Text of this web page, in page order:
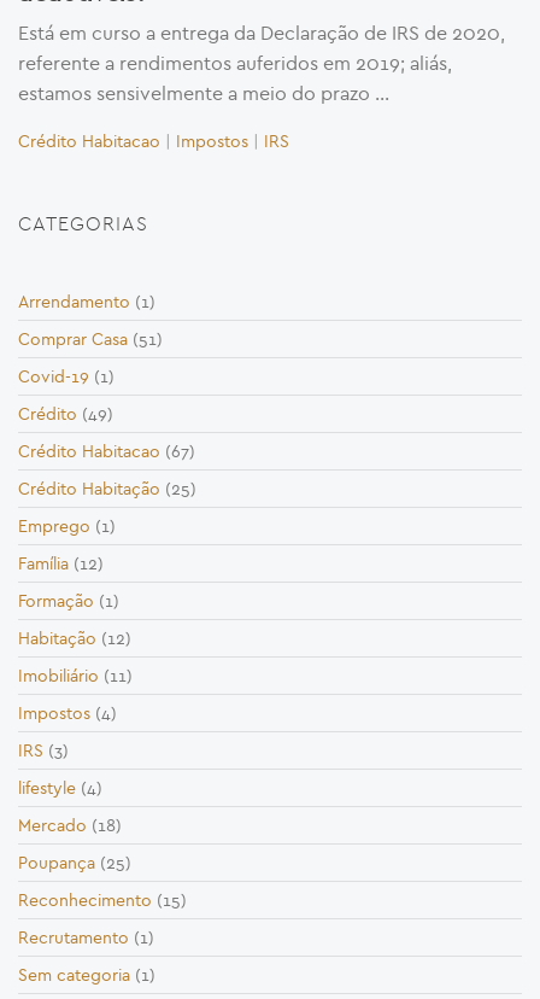
Está em curso a entrega da Declaração de IRS de 2020,
referente a rendimentos auferidos em 2019; aliás,
estamos sensivelmente a meio do prazo …
Crédito Habitacao | Impostos | IRS
CATEGORIAS
Arrendamento (1)
Comprar Casa (51)
Covid-19 (1)
Crédito (49)
Crédito Habitacao (67)
Crédito Habitação (25)
Emprego (1)
Família (12)
Formação (1)
Habitação (12)
Imobiliário (11)
Impostos (4)
IRS (3)
lifestyle (4)
Mercado (18)
Poupança (25)
Reconhecimento (15)
Recrutamento (1)
Sem categoria (1)